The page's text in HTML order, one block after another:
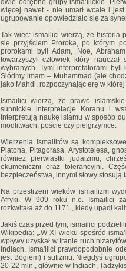
dwie odrębne grupy isma’ilickie.
więcej nawet - nie umarł wcale i
ugrupowanie opowiedziało się za
Tak wiec: ismailici wierzą, że historia
się przyjściem Proroka, po którym
prorokami byli Adam, Noe,
towarzyszył człowiek który
wybranych. Tymi interpretatorami
Siódmy imam – Muhammad (ale
jako Mahdi, rozpoczynając erę w
Ismailici wierzą, że prawo
sunnickie interpretacje Koranu i
Interpretują naukę islamu w sposób
modlitwach, poście czy pielgrzymce.
Wierzenia ismailitów są
Platona, Pitagorasa, Arystotelesa,
również pierwiastki judaizmu,
ekumeniczni oraz tolerancyjni.
bezpieczeństwa, innymi słowy stosują
Na przestrzeni wieków ismailizm
Afryki. W 909 roku n.e. Ismailici
rozkwitała aż do 1171 , kiedy upadł
Jakiś czas przed tym, ismailici
Wikipedia: „.W XI wieku spośród
wpływy uzyskał w Iranie ruch
Indiach. Isma'ilici prawdopodobnie
jest Bogiem) i sufizmu. Niegdyś
20-22 mln., głównie w Indiach,